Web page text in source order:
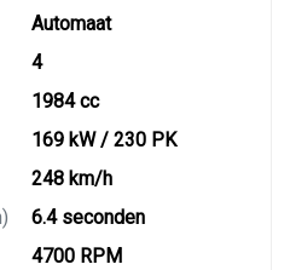
Automaat
4
1984 cc
169 kW / 230 PK
248 km/h
6.4 seconden
4700 RPM